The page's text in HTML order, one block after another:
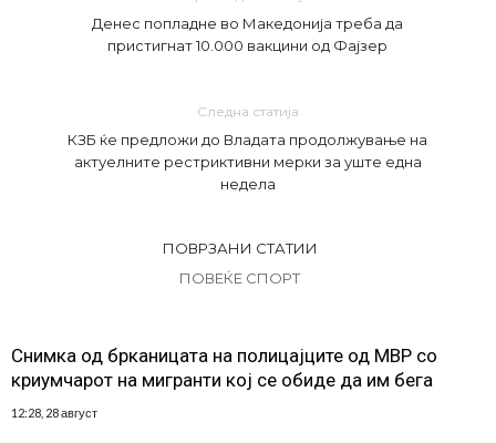
Денес попладне во Македонија треба да
пристигнат 10.000 вакцини од Фајзер
Следна статија
КЗБ ќе предложи до Владата продолжување на
актуелните рестриктивни мерки за уште една
недела
ПОВРЗАНИ СТАТИИ
ПОВЕЌЕ СПОРТ
Снимка од брканицата на полицајците од МВР со
криумчарот на мигранти кој се обиде да им бега
12:28, 28 август